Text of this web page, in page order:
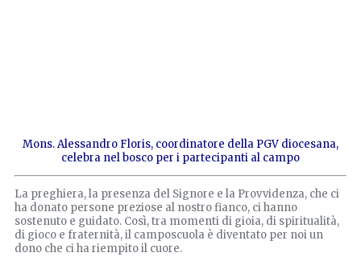
Mons. Alessandro Floris, coordinatore della PGV diocesana,
celebra nel bosco per i partecipanti al campo
La preghiera, la presenza del Signore e la Provvidenza, che ci
ha donato persone preziose al nostro fianco, ci hanno
sostenuto e guidato. Così, tra momenti di gioia, di spiritualità,
di gioco e fraternità, il camposcuola è diventato per noi un
dono che ci ha riempito il cuore.